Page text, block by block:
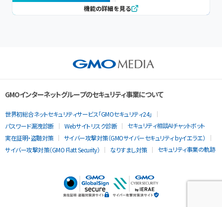
機能の詳細を見る
GMOインターネットグループのセキュリティ事業について
世界初総合ネットセキュリティサービス「GMOセキュリティ24」
パスワード漏洩診断
Webサイトリスク診断
セキュリティ相談AIチャットボット
実在証明・盗聴対策
サイバー攻撃対策（GMOサイバーセキュリティ byイエラエ）
サイバー攻撃対策（GMO Flatt Security）
なりすまし対策 セキュリティ事業の軌跡